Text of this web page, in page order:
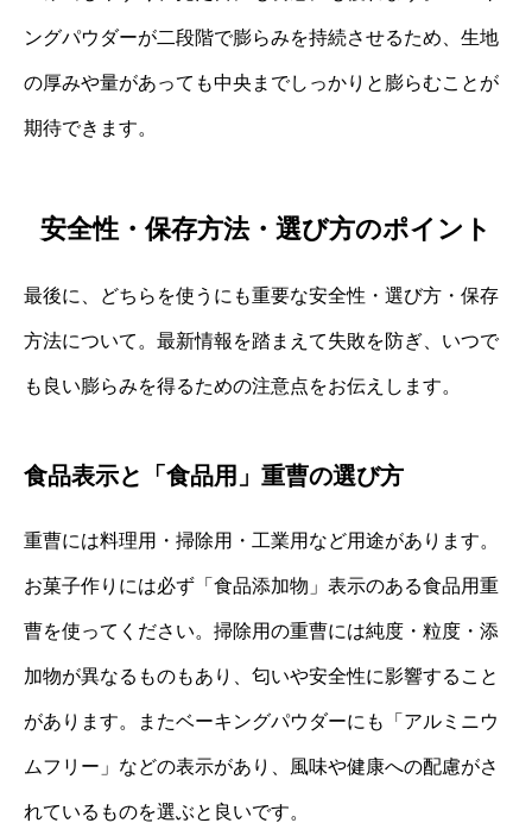
ングパウダーが二段階で膨らみを持続させるため、生地
の厚みや量があっても中央までしっかりと膨らむことが
期待できます。
安全性・保存方法・選び方のポイント
最後に、どちらを使うにも重要な安全性・選び方・保存
方法について。最新情報を踏まえて失敗を防ぎ、いつで
も良い膨らみを得るための注意点をお伝えします。
食品表示と「食品用」重曹の選び方
重曹には料理用・掃除用・工業用など用途があります。
お菓子作りには必ず「食品添加物」表示のある食品用重
曹を使ってください。掃除用の重曹には純度・粒度・添
加物が異なるものもあり、匂いや安全性に影響すること
があります。またベーキングパウダーにも「アルミニウ
ムフリー」などの表示があり、風味や健康への配慮がさ
れているものを選ぶと良いです。